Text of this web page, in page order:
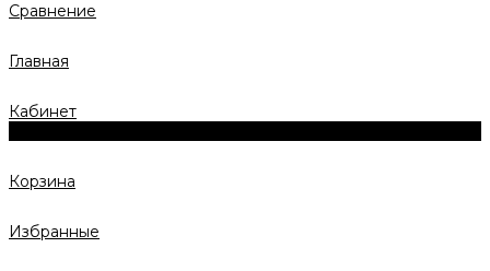
Сравнение
Главная
Кабинет
Корзина
Избранные